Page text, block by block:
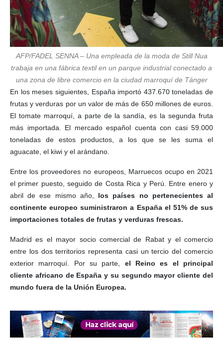
AFP/FADEL SENNA – Una empleada de la moda de Still Nua
trabaja en una fábrica textil en un parque industrial conectado a
una zona de libre comercio en la ciudad marroquí de Tánger
En los meses siguientes, España importó 437.670 toneladas de
frutas y verduras por un valor de más de 650 millones de euros.
El tomate marroquí, a parte de la sandía, es la segunda fruta
más importada. El mercado español cuenta con casi 59.000
toneladas de estos productos, a los que se les suma el
aguacate, el kiwi y el arándano.
Entre los proveedores no europeos, Marruecos ocupo en 2021
el primer puesto, seguido de Costa Rica y Perú. Entre enero y
abril de ese mismo año, los países no pertenecientes al
continente europeo suministraron a España el 51% de sus
importaciones totales de frutas y verduras frescas.
Madrid es el mayor socio comercial de Rabat y el comercio
entre los dos territorios representa casi un tercio del comercio
exterior marroquí. Por su parte, el Reino es el principal
cliente africano de España y su segundo mayor cliente del
mundo fuera de la Unión Europea.